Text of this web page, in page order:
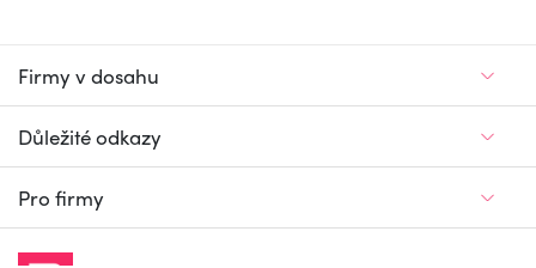
Firmy v dosahu
Důležité odkazy
Pro firmy